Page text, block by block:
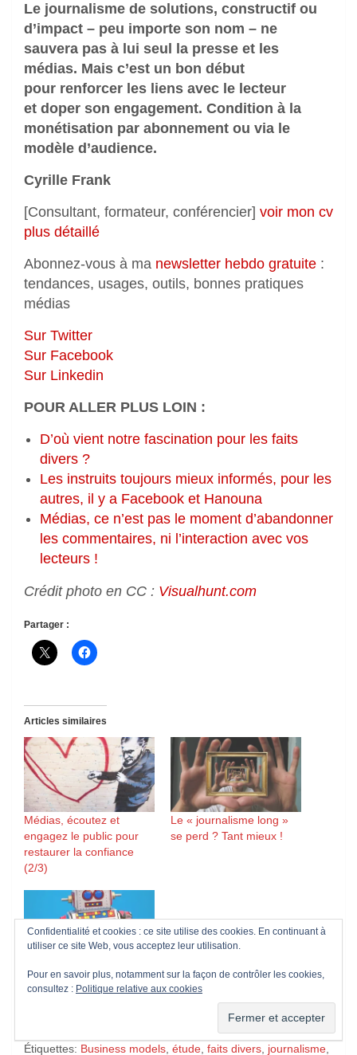
Le journalisme de solutions, constructif ou
d’impact – peu importe son nom – ne
sauvera pas à lui seul la presse et les
médias. Mais c’est un bon début
pour renforcer les liens avec le lecteur
et doper son engagement. Condition à la
monétisation par abonnement ou via le
modèle d’audience.
Cyrille Frank
[Consultant, formateur, conférencier] voir mon cv
plus détaillé
Abonnez-vous à ma newsletter hebdo gratuite :
tendances, usages, outils, bonnes pratiques
médias
Sur Twitter
Sur Facebook
Sur Linkedin
POUR ALLER PLUS LOIN :
D’où vient notre fascination pour les faits
divers ?
Les instruits toujours mieux informés, pour les
autres, il y a Facebook et Hanouna
Médias, ce n’est pas le moment d’abandonner
les commentaires, ni l’interaction avec vos
lecteurs !
Crédit photo en CC : Visualhunt.com
Partager :
Articles similaires
Médias, écoutez et
engagez le public pour
restaurer la confiance
(2/3)
Le « journalisme long »
se perd ? Tant mieux !
Journalistes, réjouissons-
nous, les machines nous
Étiquettes: Business models étude faits divers journalisme
Confidentialité et cookies : ce site utilise des cookies. En continuant à
utiliser ce site Web, vous acceptez leur utilisation.
Pour en savoir plus, notamment sur la façon de contrôler les cookies,
consultez : Politique relative aux cookies